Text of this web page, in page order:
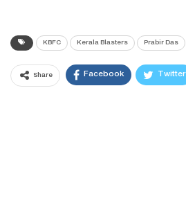
KBFC Kerala Blasters Prabir Das
Share Facebook Twitter